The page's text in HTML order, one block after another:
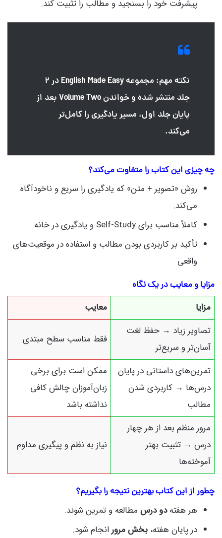
پیشرفت خود را بسنجید و مطالب را تثبیت کند.
نکته مهم: مجموعه English Made Easy در
۲
جلد
منتشر شده و خواندن Volume Two بعد از
پایان جلد اول، مسیر یادگیری را کامل‌تر
می‌کند.
چه چیزی این کتاب را متفاوت می‌کند؟
روش «تصویر + متن» که یادگیری را سریع و ناخودآگاه
می‌کند.
کاملاً مناسب برای Self-Study و یادگیری در خانه
تأکید بر کاربردی بودن مطالب و استفاده در موقعیت‌های
واقعی
مزایا و معایب در یک نگاه
مزایا
معایب
تصاویر زیاد → حفظ لغت
آسان‌تر و سریع‌تر
فقط مناسب سطح مبتدی
تمرین‌های داستانی در پایان
درس‌ها → کاربردی شدن
مطالب
ممکن است برای برخی
زبان‌آموزان چالش کافی
نداشته باشد
مرور منظم بعد از هر چهار
درس → تثبیت بهتر
آموخته‌ها
نیاز به نظم و پیگیری مداوم
چطور از این کتاب بهترین نتیجه را بگیریم؟
هر هفتهدو درس مطالعه و تمرین شوند.
در پایان هفته، بخش مرورانجام شود.